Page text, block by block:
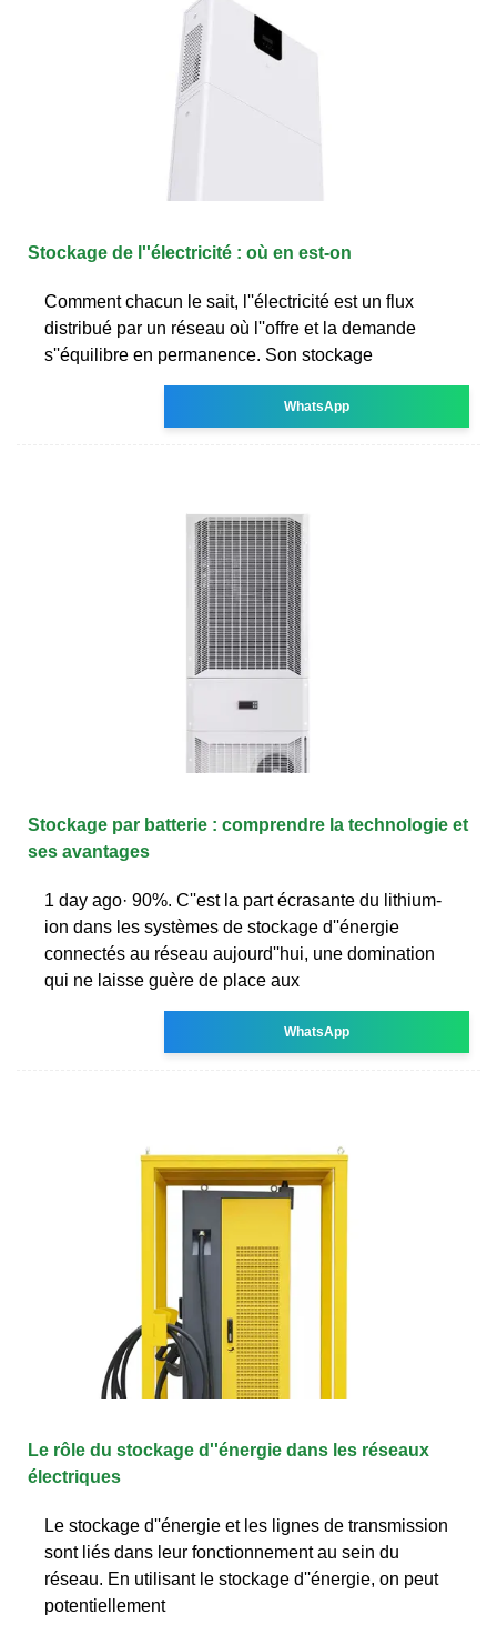
Stockage de l''électricité : où en est-on
Comment chacun le sait, l''électricité est un flux
distribué par un réseau où l''offre et la demande
s''équilibre en permanence. Son stockage
WhatsApp
Stockage par batterie : comprendre la technologie et
ses avantages
1 day ago· 90%. C''est la part écrasante du lithium-
ion dans les systèmes de stockage d''énergie
connectés au réseau aujourd''hui, une domination
qui ne laisse guère de place aux
WhatsApp
Le rôle du stockage d''énergie dans les réseaux
électriques
Le stockage d''énergie et les lignes de transmission
sont liés dans leur fonctionnement au sein du
réseau. En utilisant le stockage d''énergie, on peut
potentiellement